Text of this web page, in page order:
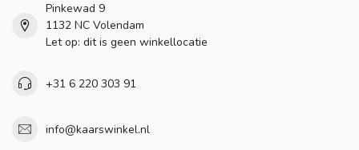
Pinkewad 9
1132 NC Volendam
Let op: dit is geen winkellocatie
+31 6 220 303 91
info@kaarswinkel.nl